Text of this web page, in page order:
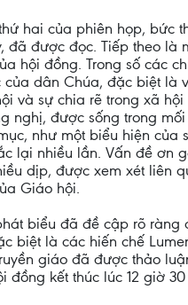
hai của phiên họp, bức
đã được đọc. Tiếp theo
hội đồng. Trong số các
của dân Chúa, đặc biệt là
và sự chia rẽ trong xã
nghị, được sống trong
như một biểu hiện của
lại nhiều lần. Vấn đề ơn
dịp, được xem xét liên
Giáo hội.
biểu đã đề cập rõ ràng
biệt là các hiến chế
giáo đã được thảo
kết thúc lúc 12 giờ